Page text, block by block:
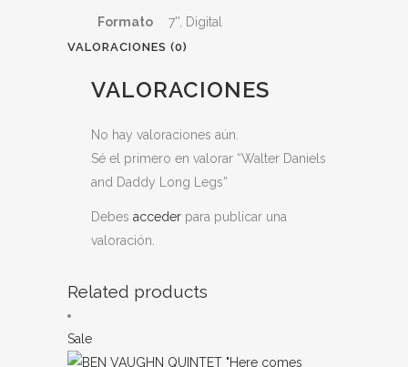
Formato 7'', Digital
VALORACIONES (0)
VALORACIONES
No hay valoraciones aún.
Sé el primero en valorar “Walter Daniels
and Daddy Long Legs”
Debes acceder para publicar una
valoración.
Related products
Sale